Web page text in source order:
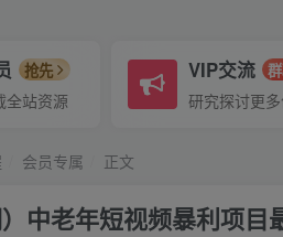
抢先
全站资源
VIP交流
会员专属 正文
）中老年短视频暴利项